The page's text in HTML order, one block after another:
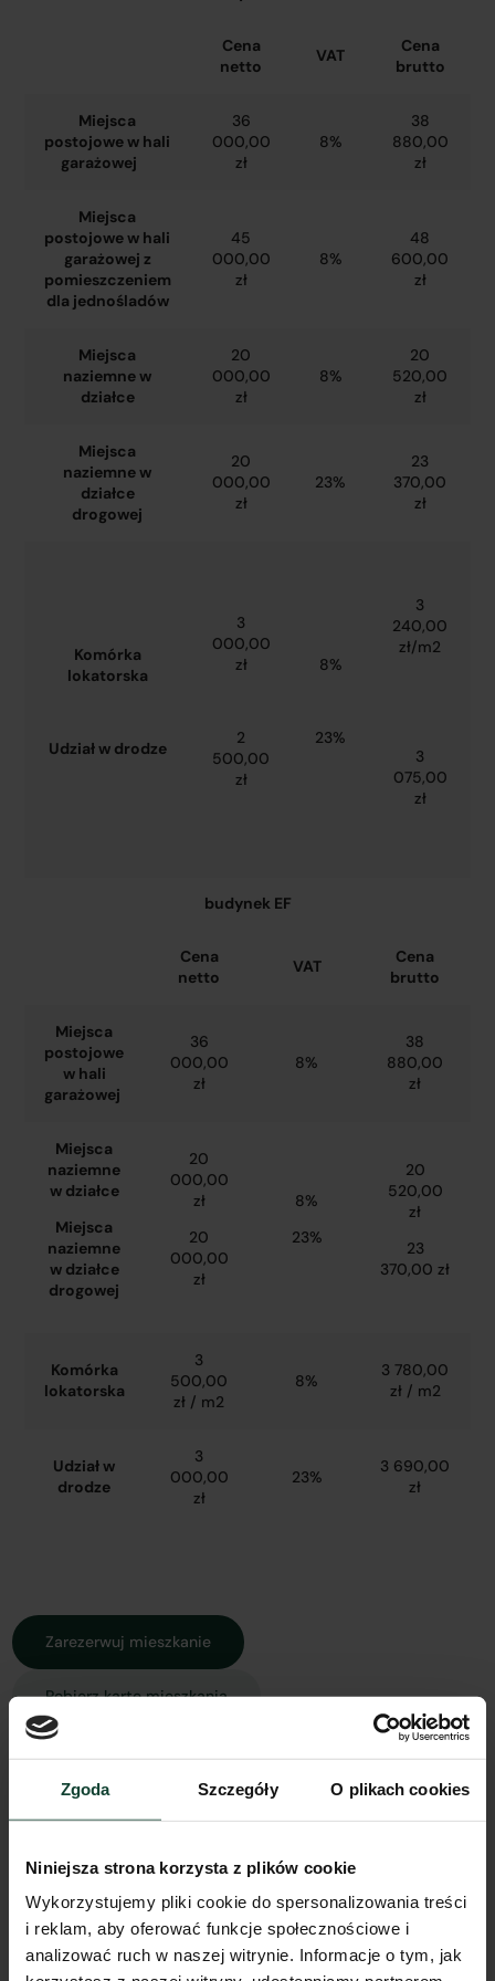
Zgoda Szczegóły O plikach cookies
Niniejsza strona korzysta z plików cookie
Wykorzystujemy pliki cookie do spersonalizowania treści
i reklam, aby oferować funkcje społecznościowe i
analizować ruch w naszej witrynie. Informacje o tym, jak
Spacer 3D Model 3D
Inne koszty związane z zakupem mieszkania:
Cena
netto
VAT
Cena
brutto
Miejsca
postojowe w hali
garażowej
36
000,00
zł
8%
38
880,00
zł
Miejsca
postojowe w hali
garażowej z
pomieszczeniem
dla jednośladów
45
000,00
zł
8%
48
600,00
zł
Miejsca
naziemne w
działce
20
000,00
zł
8%
20
520,00
zł
Miejsca
naziemne w
działce
drogowej
20
000,00
zł
23%
23
370,00
zł
Komórka
lokatorska
Udział w drodze
3
000,00
zł
2
500,00
zł
8%
23%
3
240,00
zł/m2
3
075,00
zł
budynek EF
Cena
netto
VAT
Cena
brutto
Miejsca
postojowe
w hali
garażowej
36
000,00
zł
8%
38
880,00
zł
Miejsca
naziemne
w działce
Miejsca
naziemne
w działce
drogowej
20
000,00
zł
20
000,00
zł
8%
23%
20
520,00
zł
23
370,00 zł
Komórka
lokatorska
3
500,00
zł / m2
8%
3 780,00
zł / m2
Udział w
drodze
3
000,00
zł
23%
3 690,00
zł
Zarezerwuj mieszkanie
Pobierz kartę mieszkania